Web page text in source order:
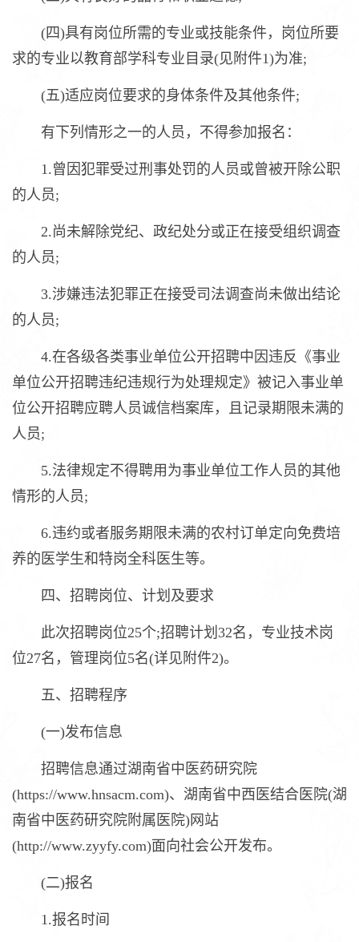
(四)具有岗位所需的专业或技能条件，岗位所要
求的专业以教育部学科专业目录(见附件1)为准;
(五)适应岗位要求的身体条件及其他条件;
有下列情形之一的人员，不得参加报名：
1.曾因犯罪受过刑事处罚的人员或曾被开除公职
的人员;
2.尚未解除党纪、政纪处分或正在接受组织调查
的人员;
3.涉嫌违法犯罪正在接受司法调查尚未做出结论
的人员;
4.在各级各类事业单位公开招聘中因违反《事业
单位公开招聘违纪违规行为处理规定》被记入事业单
位公开招聘应聘人员诚信档案库，且记录期限未满的
人员;
5.法律规定不得聘用为事业单位工作人员的其他
情形的人员;
6.违约或者服务期限未满的农村订单定向免费培
养的医学生和特岗全科医生等。
四、招聘岗位、计划及要求
此次招聘岗位25个;招聘计划32名，专业技术岗
位27名，管理岗位5名(详见附件2)。
五、招聘程序
(一)发布信息
招聘信息通过湖南省中医药研究院
(https://www.hnsacm.com)、湖南省中西医结合医院(湖
南省中医药研究院附属医院)网站
(http://www.zyyfy.com)面向社会公开发布。
(二)报名
1.报名时间